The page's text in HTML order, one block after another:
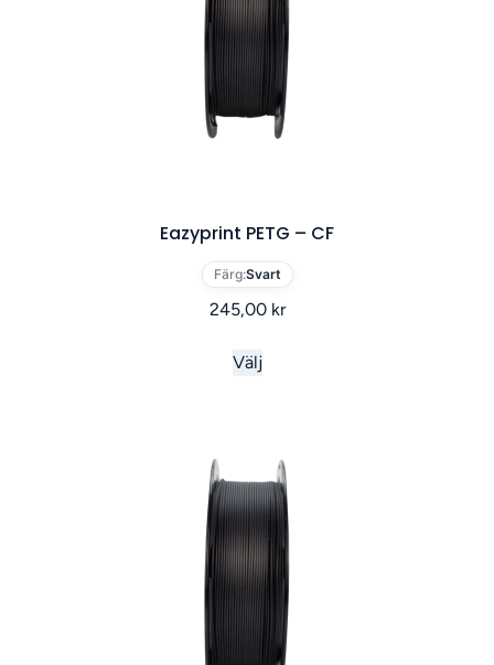
Eazyprint PETG – CF
Färg:Svart
245,00 kr
Välj